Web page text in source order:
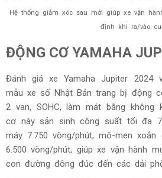
Hệ thống giảm xóc sau mới giúp xe vận
định khi ra/vào
ĐỘNG CƠ YAMAHA
Đánh giá xe Yamaha Jupiter 2024
mẫu xe số Nhật Bản trang bị động
2 van, SOHC, làm mát bằng không
cơ này sản sinh công suất tối đa
máy 7.750 vòng/phút, mô-men
6.500 vòng/phút, giúp xe vận hành
con đường đông đúc đến các dải